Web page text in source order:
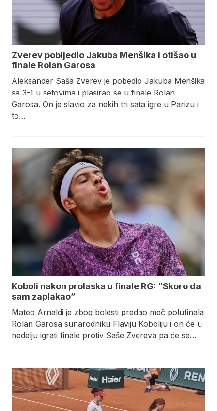
Zverev pobijedio Jakuba Menšika i otišao u
finale Rolan Garosa
Aleksander Saša Zverev je pobedio Jakuba Menšika
sa 3-1 u setovima i plasirao se u finale Rolan
Garosa. On je slavio za nekih tri sata igre u Parizu i
to…
Koboli nakon prolaska u finale RG: “Skoro da
sam zaplakao”
Mateo Arnaldi je zbog bolesti predao meč polufinala
Rolan Garosa sunarodniku Flaviju Koboliju i on će u
nedelju igrati finale protiv Saše Zvereva pa će se…